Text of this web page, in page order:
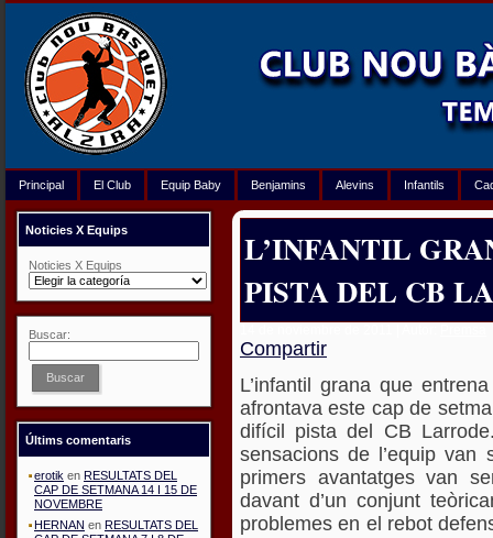
Principal El Club Equip Baby Benjamins Alevins Infantils
Noticies X Equips
Noticies X Equips
Buscar:
Buscar
Últims comentaris
erotik en RESULTATS DEL
CAP DE SETMANA 14 I 15 DE
NOVEMBRE
HERNAN en RESULTATS DEL
L’INFANTIL
PISTA DEL CB
Compartir
L’infantil grana que
afrontava este cap de
difícil pista del CB
sensacions de l’equip van
primers avantatges van
davant d’un conjunt
problemes en el rebot